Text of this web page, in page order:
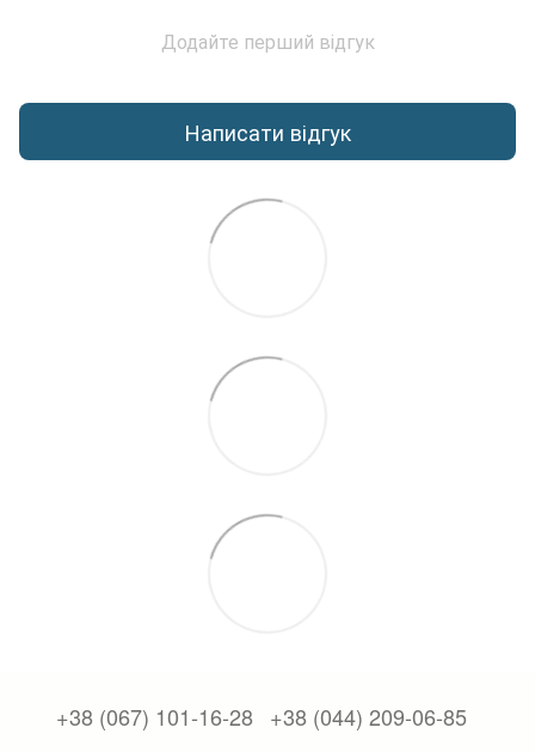
Додайте перший відгук
Написати відгук
+38 (067) 101-16-28 +38 (044) 209-06-85